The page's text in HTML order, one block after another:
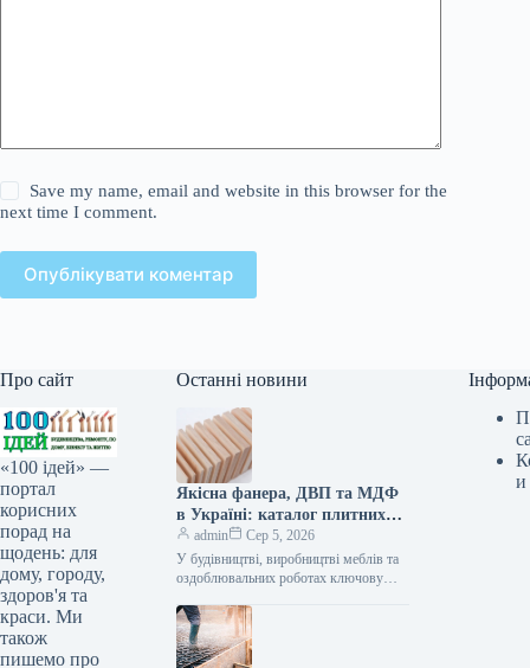
Save my name, email and website in this browser for the
next time I comment.
Опублікувати коментар
Про сайт
«100 ідей» —
портал
корисних
порад на
щодень: для
дому, городу,
здоров'я та
краси. Ми
також
пишемо про
Останні новини
Якісна фанера, ДВП та МДФ
в Україні: каталог плитних
матеріалів від «ВІН-ВУД»
admin
Сер 5, 2026
У будівництві, виробництві меблів та
оздоблювальних роботах ключову
сировини. Компанія «ВІН-ВУД» уже
тривалий час займається…
и